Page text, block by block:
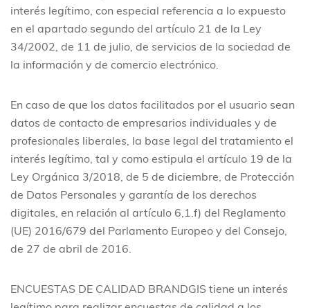
interés legítimo, con especial referencia a lo expuesto
en el apartado segundo del artículo 21 de la Ley
34/2002, de 11 de julio, de servicios de la sociedad de
la información y de comercio electrónico.
En caso de que los datos facilitados por el usuario sean
datos de contacto de empresarios individuales y de
profesionales liberales, la base legal del tratamiento el
interés legítimo, tal y como estipula el artículo 19 de la
Ley Orgánica 3/2018, de 5 de diciembre, de Protección
de Datos Personales y garantía de los derechos
digitales, en relación al artículo 6,1.f) del Reglamento
(UE) 2016/679 del Parlamento Europeo y del Consejo,
de 27 de abril de 2016.
ENCUESTAS DE CALIDAD BRANDGIS tiene un interés